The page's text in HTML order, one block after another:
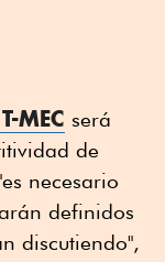
MEC será
de
necesario
definidos
discutiendo",